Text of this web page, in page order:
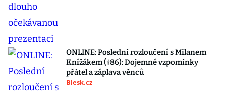
ONLINE: Poslední rozloučení s Milanem
Knížákem (†86): Dojemné vzpomínky
přátel a záplava věnců
Blesk.cz